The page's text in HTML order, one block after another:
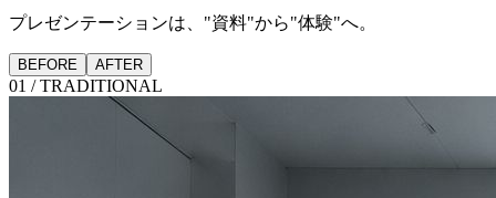
プレゼンテーションは、"資料"から"体験"へ。
BEFORE AFTER
01 / TRADITIONAL